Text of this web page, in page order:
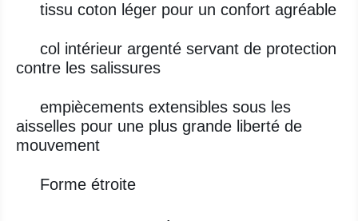
tissu coton léger pour un confort agréable
col intérieur argenté servant de protection
contre les salissures
empiècements extensibles sous les
aisselles pour une plus grande liberté de
mouvement
Forme étroite